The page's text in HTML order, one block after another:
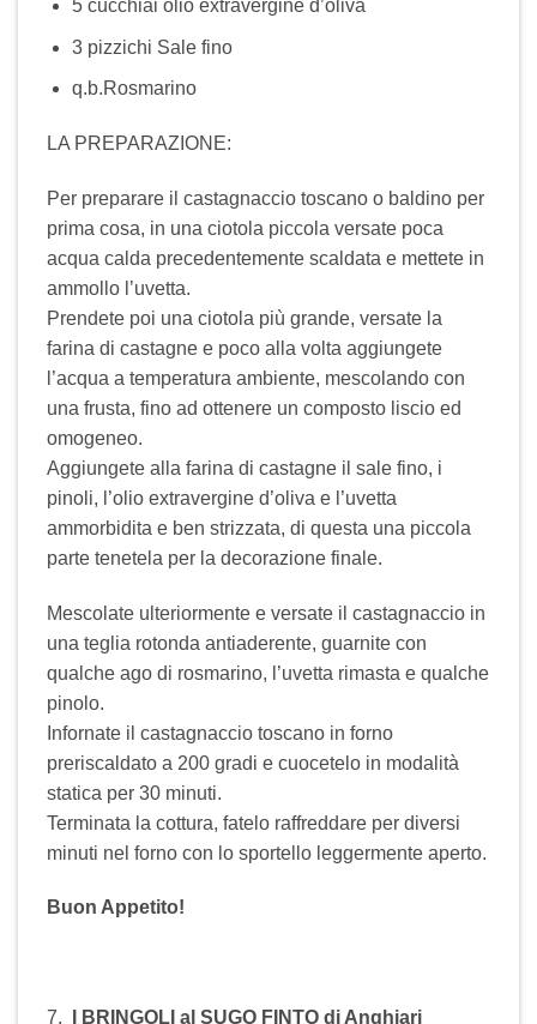
5 cucchiai olio extravergine d’oliva
3 pizzichi Sale fino
q.b.Rosmarino
LA PREPARAZIONE:
Per preparare il castagnaccio toscano o baldino per
prima cosa, in una ciotola piccola versate poca
acqua calda precedentemente scaldata e mettete in
ammollo l’uvetta.
Prendete poi una ciotola più grande, versate la
farina di castagne e poco alla volta aggiungete
l’acqua a temperatura ambiente, mescolando con
una frusta, fino ad ottenere un composto liscio ed
omogeneo.
Aggiungete alla farina di castagne il sale fino, i
pinoli, l’olio extravergine d’oliva e l’uvetta
ammorbidita e ben strizzata, di questa una piccola
parte tenetela per la decorazione finale.
Mescolate ulteriormente e versate il castagnaccio in
una teglia rotonda antiaderente, guarnite con
qualche ago di rosmarino, l’uvetta rimasta e qualche
pinolo.
Infornate il castagnaccio toscano in forno
preriscaldato a 200 gradi e cuocetelo in modalità
statica per 30 minuti.
Terminata la cottura, fatelo raffreddare per diversi
minuti nel forno con lo sportello leggermente aperto.
Buon Appetito!
7. I BRINGOLI al SUGO FINTO di Anghiari